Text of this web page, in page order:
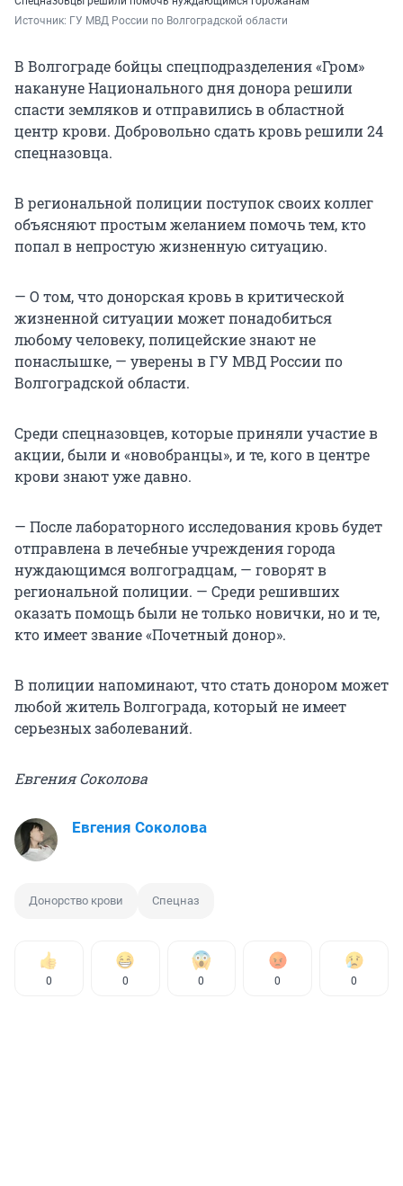
Источник: ГУ МВД России по Волгоградской области
В Волгограде бойцы спецподразделения «Гром»
накануне Национального дня донора решили
спасти земляков и отправились в областной
центр крови. Добровольно сдать кровь решили 24
спецназовца.
В региональной полиции поступок своих коллег
объясняют простым желанием помочь тем, кто
попал в непростую жизненную ситуацию.
— О том, что донорская кровь в критической
жизненной ситуации может понадобиться
любому человеку, полицейские знают не
понаслышке, — уверены в ГУ МВД России по
Волгоградской области.
Среди спецназовцев, которые приняли участие в
акции, были и «новобранцы», и те, кого в центре
крови знают уже давно.
— После лабораторного исследования кровь будет
отправлена в лечебные учреждения города
нуждающимся волгоградцам, — говорят в
региональной полиции. — Среди решивших
оказать помощь были не только новички, но и те,
кто имеет звание «Почетный донор».
В полиции напоминают, что стать донором может
любой житель Волгограда, который не имеет
серьезных заболеваний.
Евгения Соколова
Евгения Соколова
Донорство крови Спецназ
0 0 0 0 0